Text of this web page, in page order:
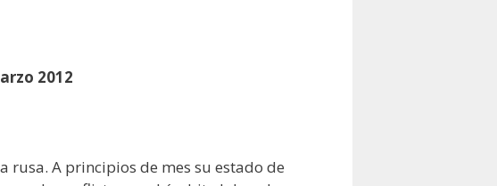
2012
rusa. A principios de mes su estado de